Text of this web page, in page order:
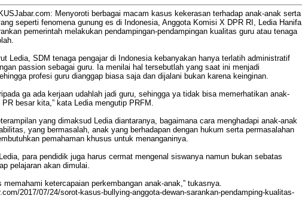
Menyoroti berbagai macam kasus kekerasan terhadap anak-anak serta
seperti fenomena gunung es di Indonesia, Anggota Komisi X DPR RI, Ledia Hanifa
pemerintah melakukan pendampingan-pendampingan kualitas guru atau tenaga
Ledia, SDM tenaga pengajar di Indonesia kebanyakan hanya terlatih administratif
passion sebagai guru. Ia menilai hal tersebutlah yang saat ini menjadi
profesi guru dianggap biasa saja dan dijalani bukan karena keinginan.
ga ada kerjaan udahlah jadi guru, sehingga ya tidak bisa memerhatikan anak-
besar kita,” kata Ledia mengutip PRFM.
yang dimaksud Ledia diantaranya, bagaimana cara menghadapi anak-anak
yang bermasalah, anak yang berhadapan dengan hukum serta permasalahan
pemahaman khusus untuk menanganinya.
para pendidik juga harus cermat mengenal siswanya namun bukan sebatas
pelajaran akan dimulai.
memahami ketercapaian perkembangan anak-anak,” tukasnya.
2017/07/24/sorot-kasus-bullying-anggota-dewan-sarankan-pendamping-kualitas-